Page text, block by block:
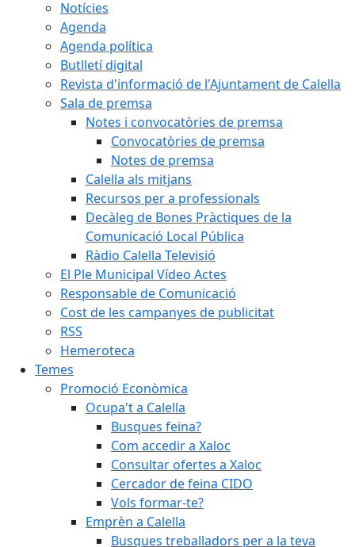
Notícies
Agenda
Agenda política
Butlletí digital
Revista d'informació de l'Ajuntament de Calella
Sala de premsa
Notes i convocatòries de premsa
Convocatòries de premsa
Notes de premsa
Calella als mitjans
Recursos per a professionals
Decàleg de Bones Pràctiques de la
Comunicació Local Pública
Ràdio Calella Televisió
El Ple Municipal Vídeo Actes
Responsable de Comunicació
Cost de les campanyes de publicitat
RSS
Hemeroteca
Temes
Promoció Econòmica
Ocupa't a Calella
Busques feina?
Com accedir a Xaloc
Consultar ofertes a Xaloc
Cercador de feina CIDO
Vols formar-te?
Emprèn a Calella
Busques treballadors per a la teva